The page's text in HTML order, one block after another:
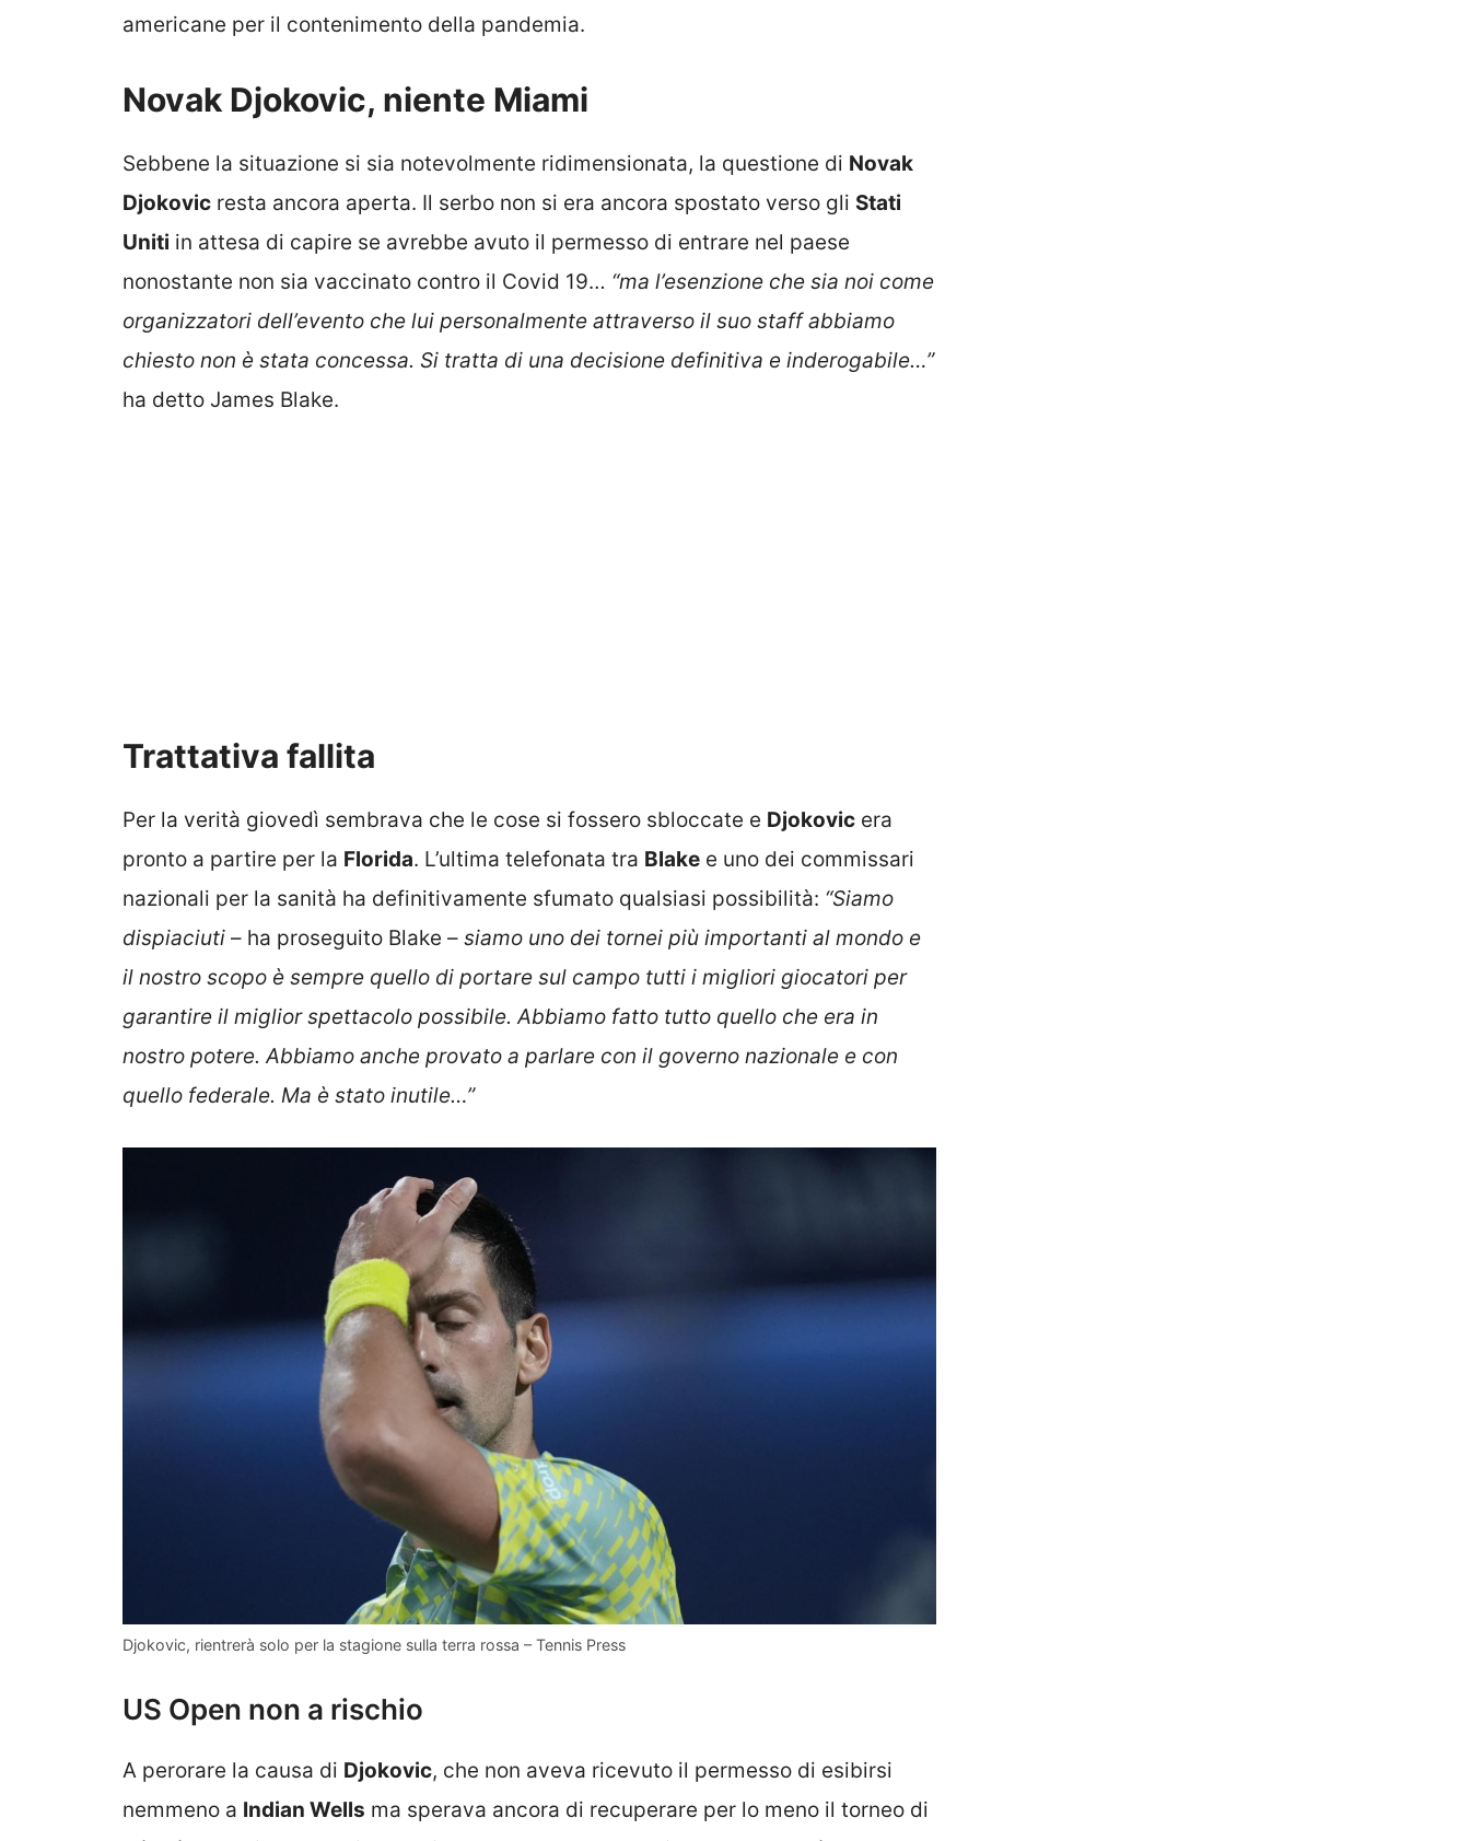
americane per il contenimento della pandemia.
Novak Djokovic, niente Miami
Sebbene la situazione si sia notevolmente ridimensionata, la questione di Novak
Djokovic resta ancora aperta. Il serbo non si era ancora spostato verso gli Stati
Uniti in attesa di capire se avrebbe avuto il permesso di entrare nel paese
nonostante non sia vaccinato contro il Covid 19… “ma l’esenzione che sia noi come
organizzatori dell’evento che lui personalmente attraverso il suo staff abbiamo
chiesto non è stata concessa. Si tratta di una decisione definitiva e inderogabile…”
ha detto James Blake.
Trattativa fallita
Per la verità giovedì sembrava che le cose si fossero sbloccate e Djokovic era
pronto a partire per la Florida. L’ultima telefonata tra Blake e uno dei commissari
nazionali per la sanità ha definitivamente sfumato qualsiasi possibilità: “Siamo
dispiaciuti – ha proseguito Blake – siamo uno dei tornei più importanti al mondo e
il nostro scopo è sempre quello di portare sul campo tutti i migliori giocatori per
garantire il miglior spettacolo possibile. Abbiamo fatto tutto quello che era in
nostro potere. Abbiamo anche provato a parlare con il governo nazionale e con
quello federale. Ma è stato inutile…”
Djokovic, rientrerà solo per la stagione sulla terra rossa – Tennis Press
US Open non a rischio
A perorare la causa di Djokovic, che non aveva ricevuto il permesso di esibirsi
nemmeno a Indian Wells ma sperava ancora di recuperare per lo meno il torneo di